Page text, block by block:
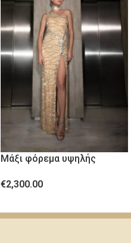
Μάξι φόρεμα υψηλής
€2,300.00